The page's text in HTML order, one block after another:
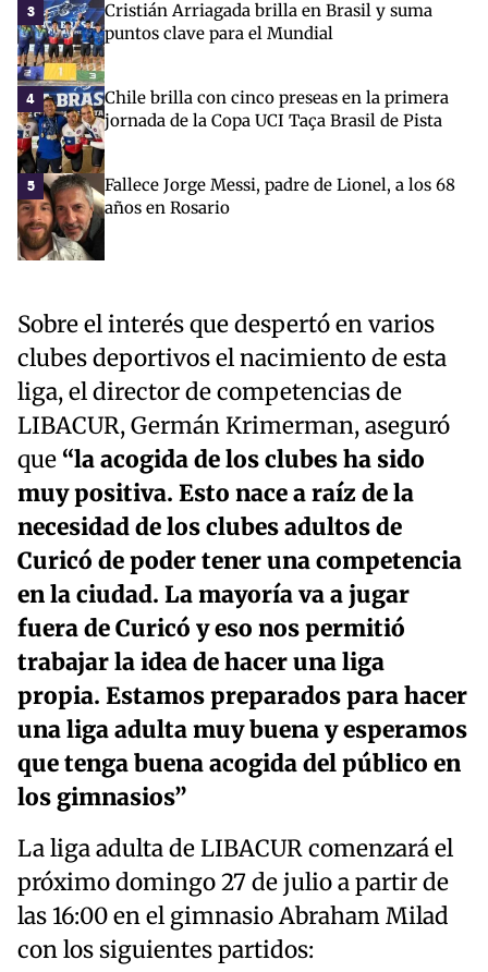
3
Cristián Arriagada brilla en Brasil y suma
puntos clave para el Mundial
4
Chile brilla con cinco preseas en la primera
jornada de la Copa UCI Taça Brasil de Pista
5
Fallece Jorge Messi, padre de Lionel, a los 68
años en Rosario
Sobre el interés que despertó en varios
clubes deportivos el nacimiento de esta
liga, el director de competencias de
LIBACUR, Germán Krimerman, aseguró
que “la acogida de los clubes ha sido
muy positiva. Esto nace a raíz de la
necesidad de los clubes adultos de
Curicó de poder tener una competencia
en la ciudad. La mayoría va a jugar
fuera de Curicó y eso nos permitió
trabajar la idea de hacer una liga
propia. Estamos preparados para hacer
una liga adulta muy buena y esperamos
que tenga buena acogida del público en
los gimnasios”
La liga adulta de LIBACUR comenzará el
próximo domingo 27 de julio a partir de
las 16:00 en el gimnasio Abraham Milad
con los siguientes partidos: